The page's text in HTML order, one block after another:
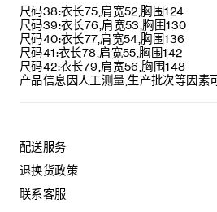
袖口饰1枚镌刻CELINE PARIS字样的
意大利制造
编号：RC0B01903.38ER
最高熨烫温度：110°C / 230°F
不可使用蒸汽。
本品可用芳香化合物进行轻柔干洗。
尺码38:衣长75,肩宽52,胸围124
尺码39:衣长76,肩宽53,胸围130
尺码40:衣长77,肩宽54,胸围136
尺码41:衣长78,肩宽55,胸围142
尺码42:衣长79,肩宽56,胸围148
产品信息因人工测量,生产批次等因素
配送服务
退换货政策
联系客服